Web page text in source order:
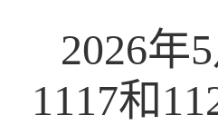
2026年5
1117和